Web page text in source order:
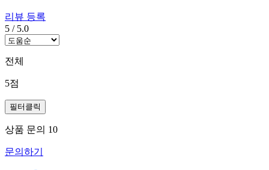
리뷰 등록
5 / 5.0
전체
5점
필터클릭
상품 문의 10
문의하기